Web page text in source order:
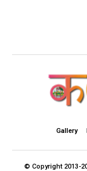
Gallery
© Copyright 2013-